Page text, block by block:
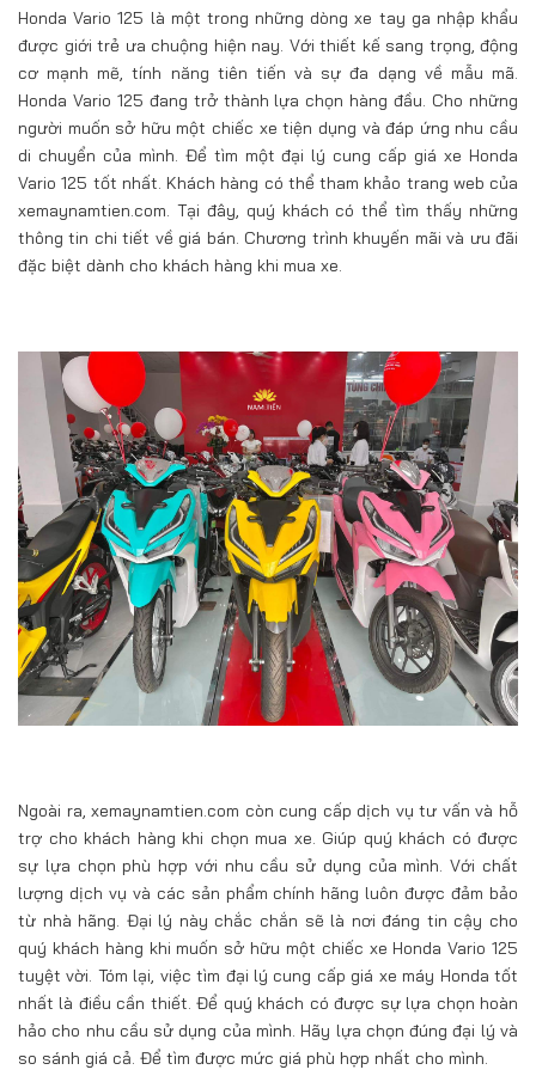
Honda Vario 125 là một trong những dòng xe tay ga nhập khẩu
được giới trẻ ưa chuộng hiện nay. Với thiết kế sang trọng, động
cơ mạnh mẽ, tính năng tiên tiến và sự đa dạng về mẫu mã.
Honda Vario 125 đang trở thành lựa chọn hàng đầu. Cho những
người muốn sở hữu một chiếc xe tiện dụng và đáp ứng nhu cầu
di chuyển của mình. Để tìm một đại lý cung cấp giá xe Honda
Vario 125 tốt nhất. Khách hàng có thể tham khảo trang web của
xemaynamtien.com. Tại đây, quý khách có thể tìm thấy những
thông tin chi tiết về giá bán. Chương trình khuyến mãi và ưu đãi
đặc biệt dành cho khách hàng khi mua xe.
Ngoài ra, xemaynamtien.com còn cung cấp dịch vụ tư vấn và hỗ
trợ cho khách hàng khi chọn mua xe. Giúp quý khách có được
sự lựa chọn phù hợp với nhu cầu sử dụng của mình. Với chất
lượng dịch vụ và các sản phẩm chính hãng luôn được đảm bảo
từ nhà hãng. Đại lý này chắc chắn sẽ là nơi đáng tin cậy cho
quý khách hàng khi muốn sở hữu một chiếc xe Honda Vario 125
tuyệt vời. Tóm lại, việc tìm đại lý cung cấp giá xe máy Honda tốt
nhất là điều cần thiết. Để quý khách có được sự lựa chọn hoàn
hảo cho nhu cầu sử dụng của mình. Hãy lựa chọn đúng đại lý và
so sánh giá cả. Để tìm được mức giá phù hợp nhất cho mình.